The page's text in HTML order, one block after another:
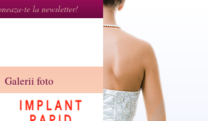
te la newsletter!
Galerii foto